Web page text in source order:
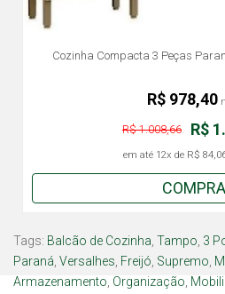
Cozinha Compacta 3 Peças
R$
R$ 1.008,66
em até 12x de R$
R$ 978,40
Tags: Balcão de Cozinha Tampo 3
Paraná Versalhes Freijó Supremo
Armazenamento Organização